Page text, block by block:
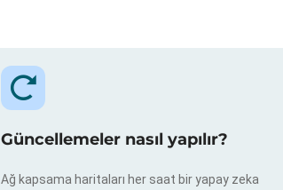
Güncellemeler nasıl yapılır?
Ağ kapsama haritaları her saat bir yapay zeka